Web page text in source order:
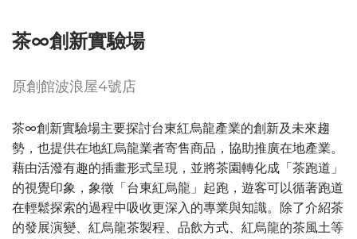
茶∞創新實驗場
原創館波浪屋4號店
茶∞創新實驗場主要探討台東紅烏龍產業的創新及未來趨
勢，也提供在地紅烏龍業者寄售商品，協助推廣在地產業。
藉由活潑有趣的插畫形式呈現，並將茶園轉化成「茶跑道」
的視覺印象，象徵「台東紅烏龍」起跑，遊客可以循著跑道
在輕鬆探索的過程中吸收更深入的專業與知識。除了介紹茶
的發展演變、紅烏龍茶製程、品飲方式、紅烏龍的茶風土等